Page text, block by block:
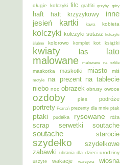
długie kolczyki filc graffiti grzyby góry
haft haft krzyżykowy inne
jesień kartki kawa kobieta
kolczyki kolczyki sutasz kolczyki
ślubne
kolorowo komplet kot książki
kwiaty las lato
malowane malowane na szkle
maskotka maskotki miasto miś
motyle na prezent na tablecie
niebo noc obrazek obrusy owoce
ozdoby pies podróże
portrety Poznań prezenty dla mnie ptak
ptaki pudełka rysowane róża
scrap serwetki soutache
soutache starocie
szydełko
szydełkowe
zabawki ubrania dla dzieci urodziny
uszyte wakacje warzywa wiosna